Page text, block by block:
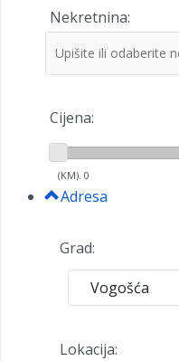
Nekretnina:
Cijena:
(KM). 0
Adresa
Grad:
Lokacija: